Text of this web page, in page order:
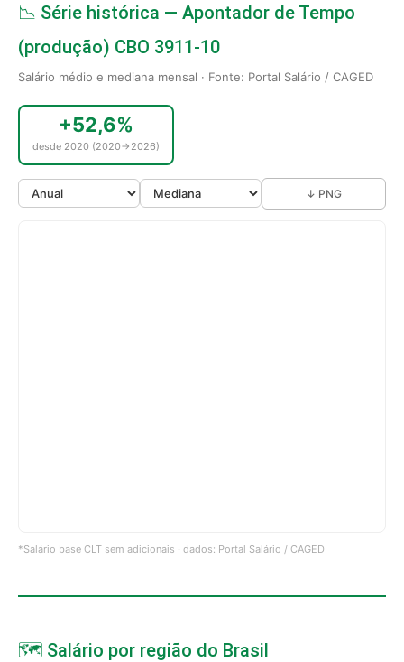
📉 Série histórica — Apontador de Tempo
(produção) CBO 3911-10
Salário médio e mediana mensal · Fonte: Portal Salário / CAGED
+52,6%
desde 2020 (2020→2026)
↓ PNG
*Salário base CLT sem adicionais · dados: Portal Salário / CAGED
🗺️ Salário por região do Brasil